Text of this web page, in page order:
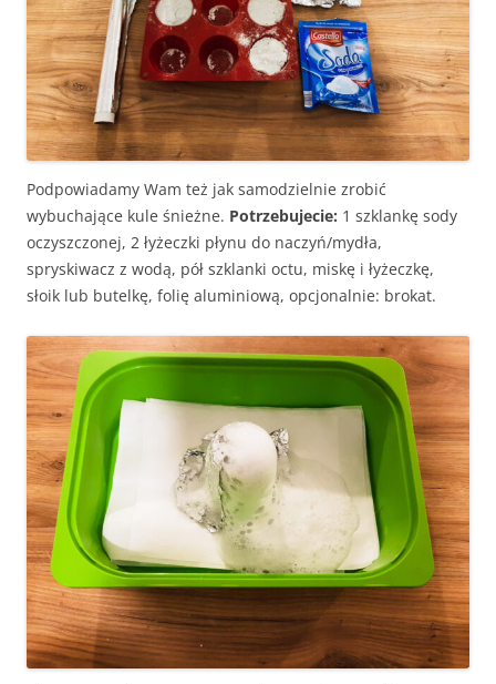
Podpowiadamy Wam też jak samodzielnie zrobić
wybuchające kule śnieżne. Potrzebujecie: 1 szklankę sody
oczyszczonej, 2 łyżeczki płynu do naczyń/mydła,
spryskiwacz z wodą, pół szklanki octu, miskę i łyżeczkę,
słoik lub butelkę, folię aluminiową, opcjonalnie: brokat.